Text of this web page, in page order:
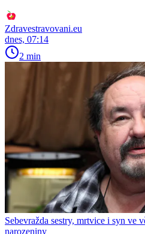
Zdravestravovani.eu
dnes, 07:14
2 min
Sebevražda sestry, mrtvice i syn ve
narozeniny